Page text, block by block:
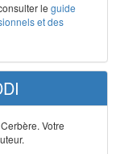
le guide
et des
Votre